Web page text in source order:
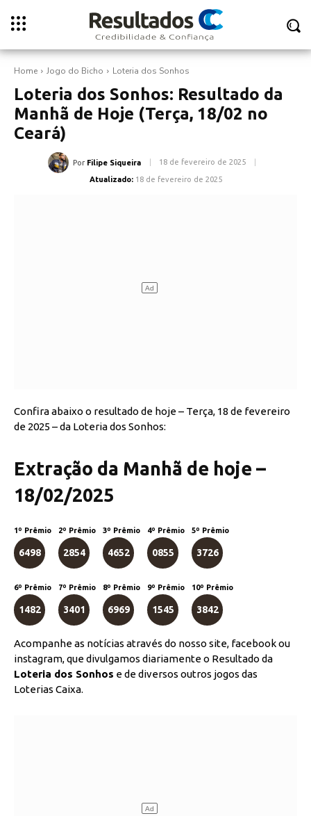
Home Jogo do Bicho Loteria dos Sonhos
Loteria dos Sonhos: Resultado da
Manhã de Hoje (Terça, 18/02 no
Ceará)
Por Filipe Siqueira 18 de fevereiro de 2025
Atualizado: 18 de fevereiro de 2025
Confira abaixo o resultado de hoje – Terça, 18 de fevereiro
de 2025 – da Loteria dos Sonhos:
Extração da Manhã de hoje –
18/02/2025
1º Prêmio
6498
2º Prêmio
2854
3º Prêmio
4652
4º Prêmio
0855
5º Prêmio
3726
6º Prêmio
1482
7º Prêmio
3401
8º Prêmio
6969
9º Prêmio
1545
10º Prêmio
3842
Acompanhe as notícias através do nosso site, facebook ou
instagram, que divulgamos diariamente o Resultado da
Loteria dos Sonhos e de diversos outros jogos das
Loterias Caixa.